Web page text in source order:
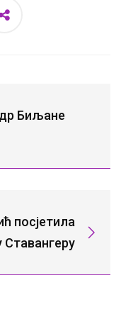
Биљане
посјетила
Ставангеру